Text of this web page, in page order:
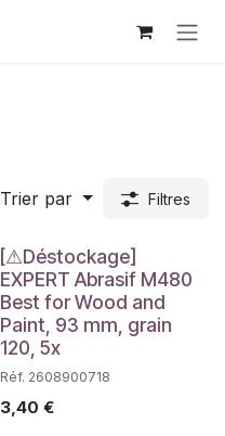
Trier par Filtres
Déstockage
[⚠Déstockage]
EXPERT Abrasif M480
Best for Wood and
Paint, 93 mm, grain
120, 5x
Réf. 2608900718
3,40 €